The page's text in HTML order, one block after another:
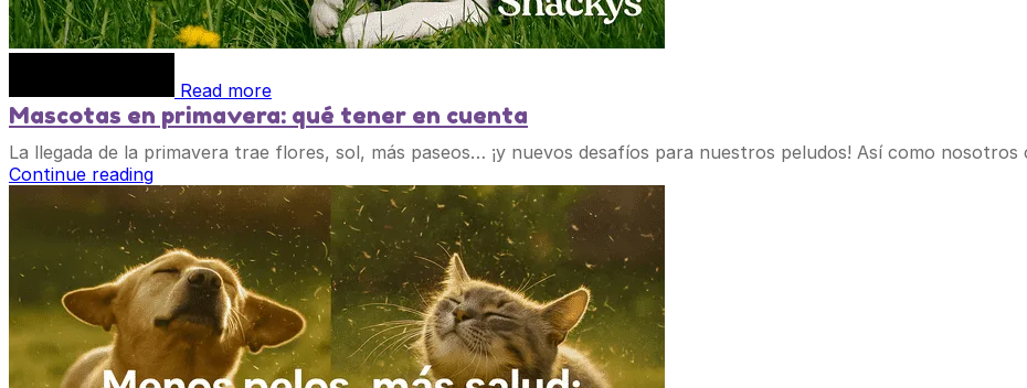
Read more
Mascotas en primavera: qué tener en cuenta
La llegada de la primavera trae flores, sol, más paseos… ¡y nuevos desafíos para nuestros peludos! Así como nosotros
Continue reading